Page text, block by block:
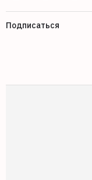
Подписаться